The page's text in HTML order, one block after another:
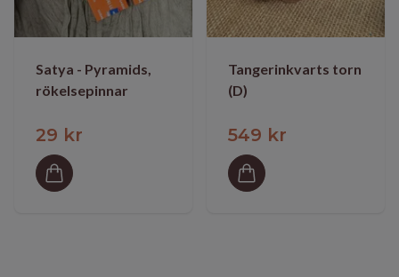
Satya - Pyramids,
rökelsepinnar
29 kr
Tangerinkvarts torn
(D)
549 kr